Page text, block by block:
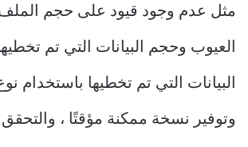
مثل عدم وجود قيود على حجم الملف
العيوب وحجم البيانات التي تم
البيانات التي تم تخطيها باستخدام
وتوفير نسخة ممكنة مؤقتًا ،